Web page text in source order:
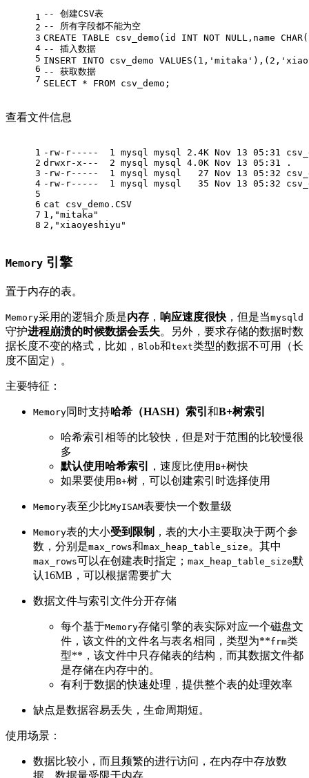
1
2
3
4
5
6
7
-- 创建CSV表
-- 所有字段都不能为空
CREATE TABLE csv_demo(id INT NOT NULL ,name CHAR(
-- 插入数据
INSERT INTO csv_demo VALUES ( 1 , 'mitaka' ),( 2 ,
-- 获取数据
SELECT * FROM csv_demo;
查看文件信息
1
2
3
4
5
6
7
8
-rw-r-----  1 mysql mysql 2.4K Nov 13 05:31
drwxr-x---  2 mysql mysql 4.0K Nov 13 05:31 .
-rw-r-----  1 mysql mysql   27 Nov 13 05:32
-rw-r-----  1 mysql mysql   35 Nov 13 05:32
cat csv_demo.CSV
1,"mitaka"
2,"xiaoyeshiyu"
Memory 引擎
置于内存的表。
Memory采用的逻辑介质是内存 ， 响应速度很快 ，但是当mysqld
守护进程崩溃的时候数据会丢失。另外，要求存储的数据时数
据长度不变的格式，比如， Blob和text类型的数据不可用（长
度不固定）。
主要特征：
Memory同时支持哈希（HASH）索引 和B+树索引
哈希索引相等的比较快，但是对于范围的比较慢很
多
默认使用哈希索引
，速度比使用 B+树快
如果要使用 B+树，可以创建索引时选择使用
Memory表至少比MyISAM表要快一个数量级
Memory表的大小受到限制 ，表的大小主要取决于两个参
数，分别是max_rows和max_heap_table_size 。其中
max_rows可以在创建表时指定； max_heap_table_size默
认16MB，可以根据需要扩大
数据文件与索引文件分开存储
每个基于Memory存储引擎的表实际对应一个磁盘文
件，该文件的文件名与表名相同，类型为**frm类
型**，该文件中只存储表的结构，而其数据文件都
是存储在内存中的。
有利于数据的快速处理，提供整个表的处理效率
缺点是数据容易丢失，生命周期短。
使用场景：
数据比较小，而且频繁的进行访问，在内存中存放数